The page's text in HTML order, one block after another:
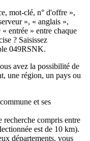
mot-clé, n° d'offre »,
», « anglais »,
entrée » entre chaque
? Saisissez
049RSNK.
avez la possibilité de
une région, un pays ou
et ses
recherche compris entre
est de 10 km).
départements, vous